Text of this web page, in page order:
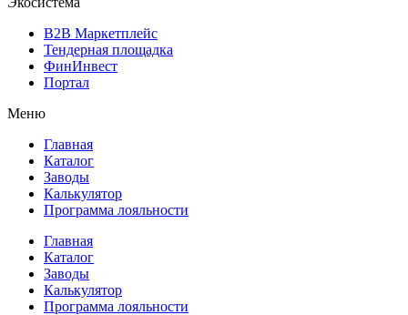
B2B Маркетплейс
Тендерная площадка
ФинИнвест
Портал
Меню
Главная
Каталог
Заводы
Калькулятор
Программа лояльности
Главная
Каталог
Заводы
Калькулятор
Программа лояльности